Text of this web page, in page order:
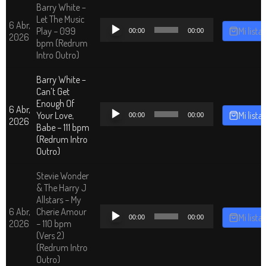
6 Abr,
2026
Barry White –
Let The Music
Play – 099
bpm (Redrum
Intro Outro)
Reproductor
00:00 00:00 Mi lista
6 Abr,
2026
Barry White –
Can’t Get
Enough Of
Your Love,
Babe – 111 bpm
(Redrum Intro
Outro)
Reproductor
00:00 00:00 Mi lista
6 Abr,
2026
Stevie Wonder
& The Harry J
Allstars – My
Cherie Amour
– 110 bpm
(Vers 2)
(Redrum Intro
Outro)
Reproductor
00:00 00:00 Mi lista